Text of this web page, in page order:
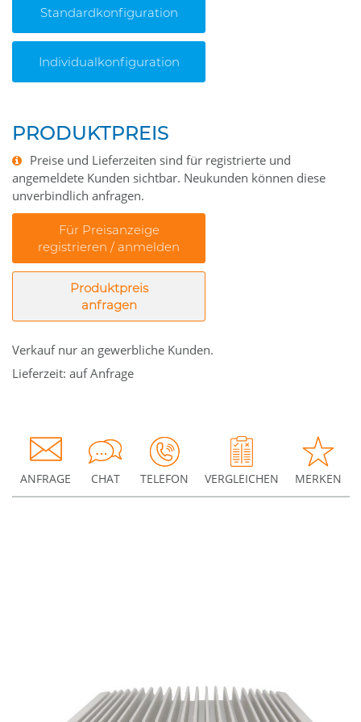
Standardkonfiguration
Individualkonfiguration
PRODUKTPREIS
Preise und Lieferzeiten sind für registrierte und
angemeldete Kunden sichtbar. Neukunden können diese
unverbindlich anfragen.
Für Preisanzeige
registrieren / anmelden
Produktpreis
anfragen
Verkauf nur an gewerbliche Kunden.
Lieferzeit: auf Anfrage
ANFRAGE CHAT TELEFON VERGLEICHEN MERKEN